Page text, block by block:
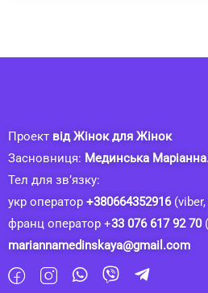
Проект від Жінок для Жінок
Засновниця: Мединська
Тел для зв’язку:
укр оператор +380664352916(viber,
франц оператор +33 076 617 92 70
mariannamedinskaya@gmail.com